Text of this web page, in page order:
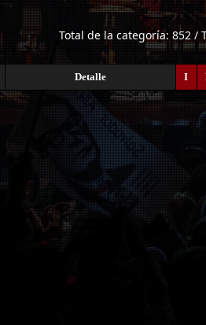
Total de la categoría: 852 /
Detalle I